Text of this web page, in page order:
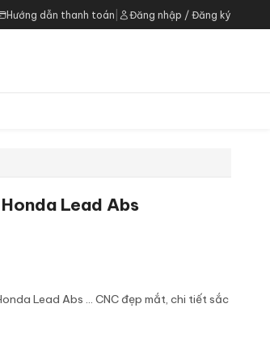
Hướng dẫn thanh toán Đăng nhập / Đăng ký
Lead Abs
Lead Abs ... CNC đẹp mắt, chi tiết sắc